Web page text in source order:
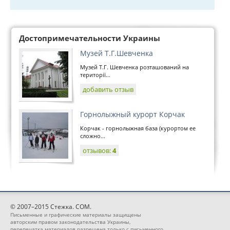
Достопримечательности Украины
Музей Т.Г.Шевченка
Музей Т.Г. Шевченка розташований на
території...
добавить отзыв
Горнолыжный курорт Корчак
Корчак - горнолыжная база (курортом ее
сложно...
отзывов:4
© 2007–2015 Стежка. COM.
Письменные и графические материалы защищены
авторским правом законодательства Украины,